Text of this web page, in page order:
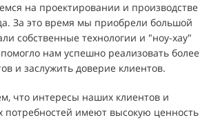
на проектировании и производстве
За это время мы приобрели большой
собственные технологии и "ноу-хау"
нам успешно реализовать более
и заслужить доверие клиентов.
что интересы наших клиентов и
потребностей имеют высокую ценность